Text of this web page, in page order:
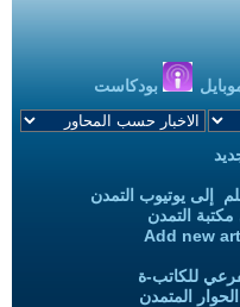
بودكاست
إلى يوتيوب التمدن
التمدن
Add new
للكاتب-ة
المتمدن